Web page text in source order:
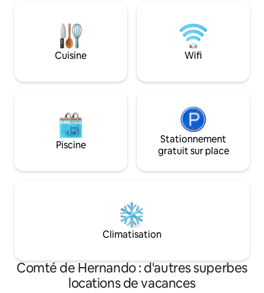
extra large. Espace de vie : causeuse,
chaise, 2 tabourets Roku TV fournie
Profitez de Brooksville, accessible via l'I-
75/l'autoroute 19/l'autoroute 41 Pas
Cuisine Wifi
Piscine
Stationnement
gratuit sur place
Climatisation
Comté de Hernando : d'autres superbes
locations de vacances